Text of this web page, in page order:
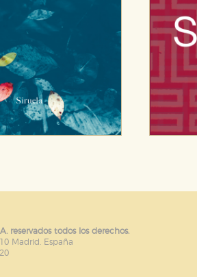
reservados todos los derechos.
Madrid. España